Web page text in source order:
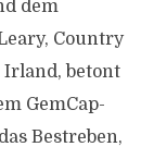
dem
Country
Irland, betont
GemCap-
Bestreben,